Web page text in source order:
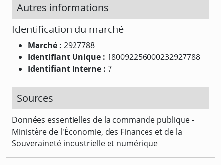
Autres informations
Identification du marché
Marché : 2927788
Identifiant Unique : 180092256000232927788
Identifiant Interne : 7
Sources
Données essentielles de la commande publique -
Ministère de l'Économie, des Finances et de la
Souveraineté industrielle et numérique